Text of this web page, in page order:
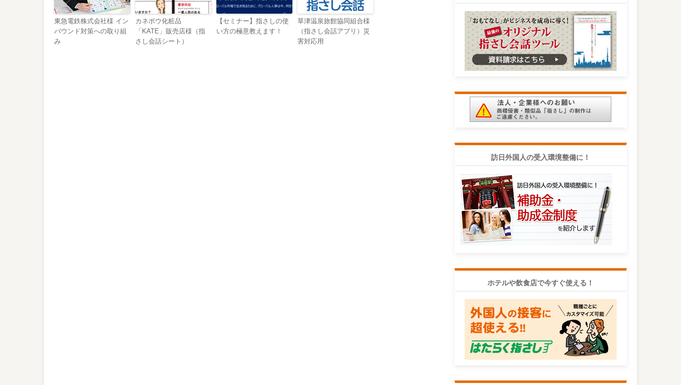
東急電鉄株式会社様 イン
バウンド対策への取り組
み
カネボウ化粧品
「KATE」販売店様（指
さし会話シート）
【セミナー】指さしの使
い方の極意教えます！
草津温泉旅館協同組合様
（指さし会話アプリ）災
害対応用
訪日外国人の受入環境整備に！
ホテルや飲食店で今すぐ使える！